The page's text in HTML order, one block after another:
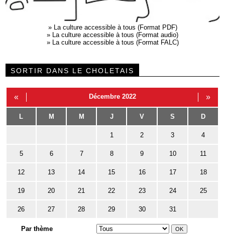
»
La culture accessible à tous (Format PDF)
»
La culture accessible à tous (Format audio)
»
La culture accessible à tous (Format FALC)
SORTIR DANS LE CHOLETAIS
« Décembre 2022 »
L M M J V S D
1 2 3 4
5 6 7 8 9 10 11
12 13 14 15 16 17 18
19 20 21 22 23 24 25
26 27 28 29 30 31
Par thème